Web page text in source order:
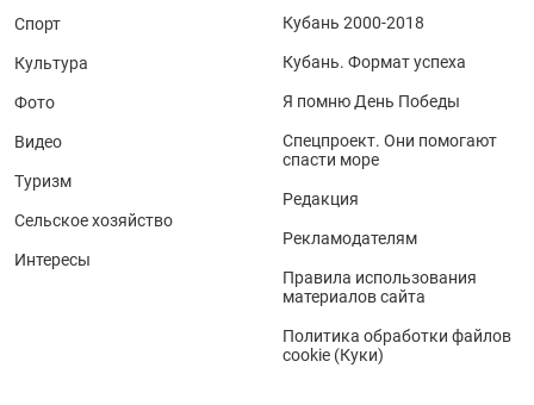
Спорт
Культура
Фото
Видео
Туризм
Сельское хозяйство
Интересы
Кубань 2000-2018
Кубань. Формат успеха
Я помню День Победы
Спецпроект. Они помогают
спасти море
Редакция
Рекламодателям
Правила использования
материалов сайта
Политика обработки файлов
cookie (Куки)